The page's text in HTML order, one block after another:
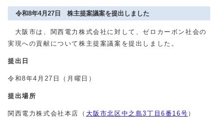
令和8年4月27日 株主提案議案を提出しました
大阪市は、関西電力株式会社に対して、ゼロカーボン社会の
実現への貢献について株主提案議案を提出しました。
提出日
令和8年4月27日（月曜日）
提出場所
関西電力株式会社本店（ 大阪市北区中之島3丁目6番16号 ）